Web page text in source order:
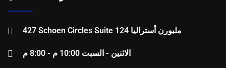
427 Schoen Circles Suite 124 ملبورن أستراليا
الاثنين - السبت 10:00 م - 8:00 م